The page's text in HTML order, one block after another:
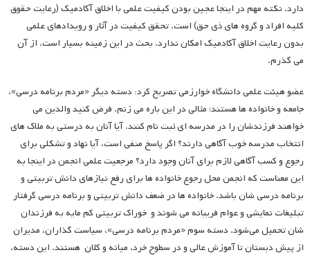
دارد. نکته مهم در اینجا عجین بودن کیفیت علمی با اخلاق آکادمیک (رعایت حقوق
کلیه افراد و گروه های ذی حق) است. تحقق کیفیت در آثار و رویدادهای علمی
بدون رعایت اخلاق آکادمیک امکان ندارد. بحث در این زمینه بسیار است. از آن
می گذرم.
عضو هیئت علمی دانشگاه خوارزمی تصریح کرد: دسته دیگر «مردم برنامه درسی»،
جامعه و خانواده ها هستند؛ مثالی در این باره می زنم. فرض کنید والدین می
خواهند فرزندشان را در مدرسه ای ثبت نام کنند. آیا آنان به درستی به ملاک های
انتخاب مدرسه خوب آگاهی دارند؟ اگر پاسخ منفی است، آیا نهاد و تشکلی برای
رجوع و کسب آگاهی لازم برای آنان وجود دارد؟ مرجعیت علمی انجمن در اینجا به
این معناست که انجمن محل رجوع خانواده ها برای رفع نیازهای دانش تربیتی و
برنامه درسی شان باشد. خانواده ها در ضعف دانش تربیتی و برنامه درسی گرفتار
تبلیغات نمایشی و عوام فریبانه می شوند و خوراک تربیتی کم مایه به فرزندان
شان تحمیل می‌شود. دسته سوم «مردم برنامه درسی»، سیاست گذاران، مدیران
از پیش دبستان تا آموزش عالی و در سطوح خرد، میانه و کلان هستند. این دسته،